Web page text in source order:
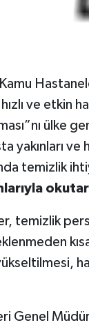
Kamu
ve etkin
ülke
yakınları
temizlik
temizlik
Genel